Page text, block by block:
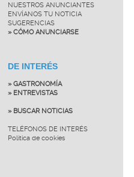
NUESTROS ANUNCIANTES
ENVÍANOS TU NOTICIA
SUGERENCIAS
» CÓMO ANUNCIARSE
DE INTERÉS
» GASTRONOMÍA
» ENTREVISTAS
» BUSCAR NOTICIAS
TELÉFONOS DE INTERÉS
Política de cookies